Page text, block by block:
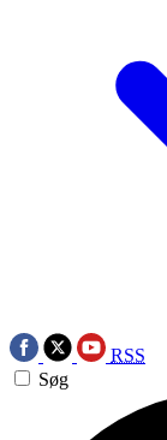
RSS
Søg